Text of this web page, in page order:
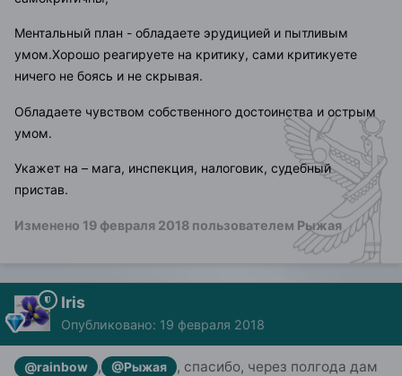
Ментальный план - обладаете эрудицией и пытливым
умом.Хорошо реагируете на критику, сами критикуете
ничего не боясь и не скрывая.
Обладаете чувством собственного достоинства и острым
умом.
Укажет на – мага, инспекция, налоговик, судебный
пристав.
Изменено 19 февраля 2018 пользователем Рыжая
Iris
Опубликовано: 19 февраля 2018
@rainbow , @Рыжая
, спасибо, через полгода дам